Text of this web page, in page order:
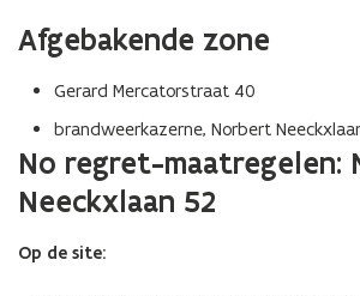
Afgebakende zone
Gerard Mercatorstraat 40
brandweerkazerne, Norbert
No regret-maatregelen:
Neeckxlaan 52
Op de site: